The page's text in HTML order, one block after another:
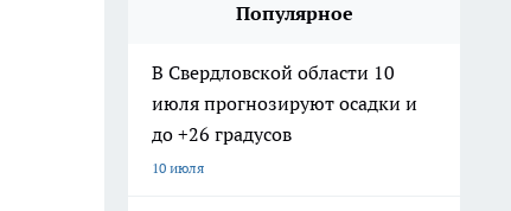
Популярное
В Свердловской области 10
июля прогнозируют осадки и
до +26 градусов
10 июля